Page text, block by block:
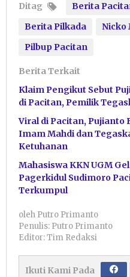
Ditag
Berita
Berita Pilkada
Nicko
Pilbup Pacitan
Berita Terkait
Klaim Pengikut Sebut
di Pacitan, Pemilik
Viral di Pacitan, Pujianto
Imam Mahdi dan
Ketuhanan
Mahasiswa KKN UGM
Pagerkidul Sudimoro
Terkumpul
oleh Putro Primanto
Penulis: Putro Primanto
Editor: Tim Redaksi
Ikuti Kami Pada